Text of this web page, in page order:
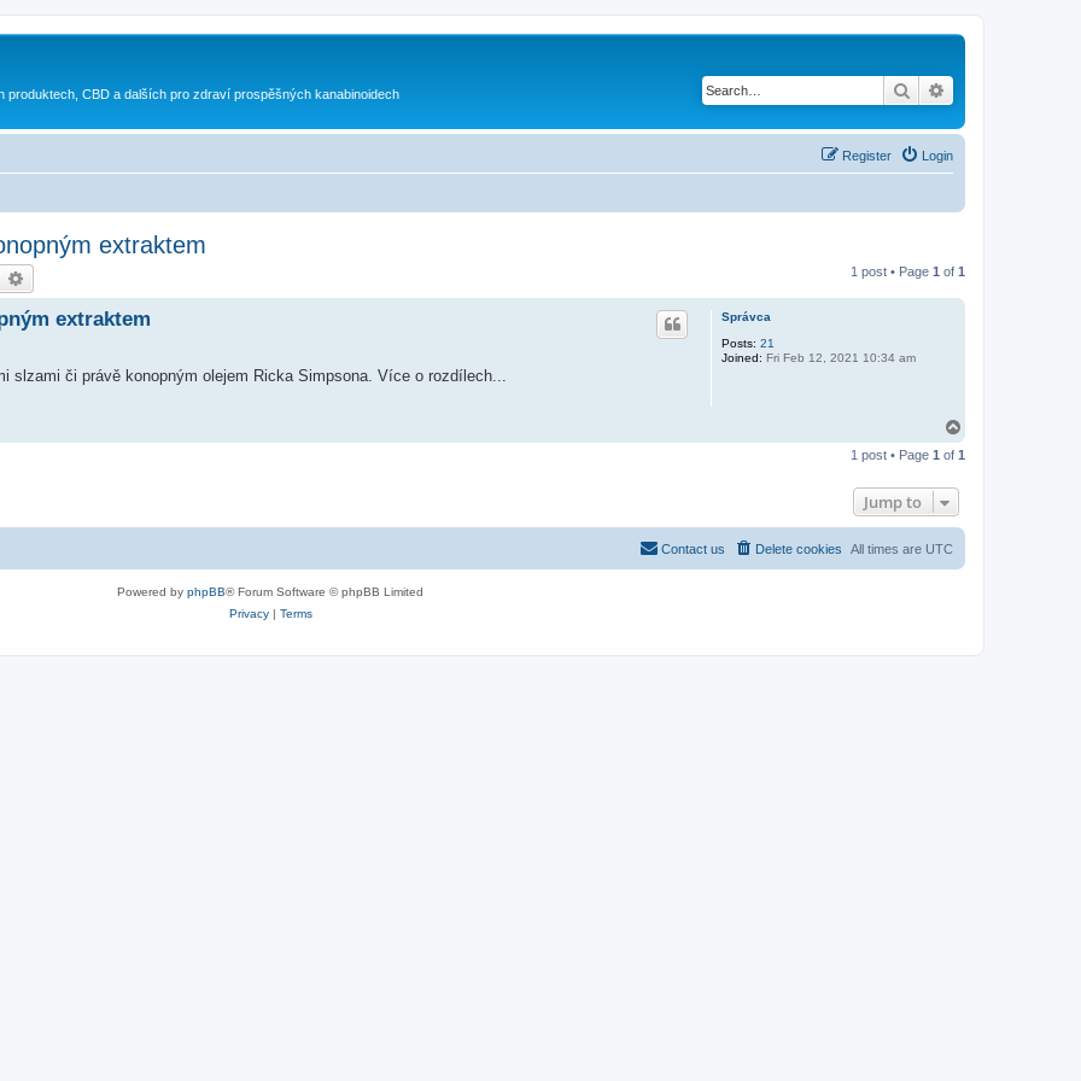
produktech, CBD a dalších pro zdraví prospěšných kanabinoidech Search
Login
Register
extraktem
Search 1 post • Page 1 of 1
Správca
Posts: 21
Joined: Fri Feb 12, 2021 10:34 am
extraktem
či právě konopným olejem Ricka Simpsona. Více o rozdílech...
p
1 post • Page 1 of 1
Jump to
All times are UTC
Delete cookies
Contact us
Powered by phpBB® Forum Software © phpBB Limited
Privacy| Terms